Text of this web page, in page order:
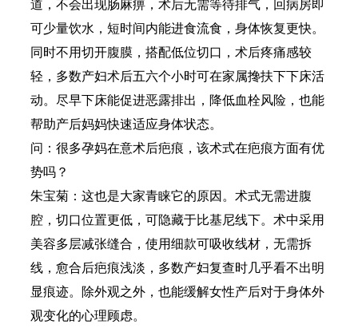
道，不会出现肠麻痹，术后无需等待排气，回病房即
可少量饮水，短时间内能进食流食，身体恢复更快。
同时不用切开腹膜，搭配低位切口，术后疼痛感较
轻，多数产妇术后五六个小时可在家属搀扶下下床活
动。尽早下床能促进恶露排出，降低血栓风险，也能
帮助产后妈妈快速适应身体状态。
问：很多孕妈在意术后疤痕，该术式在疤痕方面有优
势吗？
朱宝菊：这也是大家青睐它的原因。术式无需进腹
腔，切口位置更低，可隐藏于比基尼线下。术中采用
美容多层减张缝合，使用细款可吸收线材，无需拆
线，愈合后疤痕浅淡，多数产妇复查时几乎看不出明
显痕迹。除外观之外，也能缓解女性产后对于身体外
观变化的心理顾虑。